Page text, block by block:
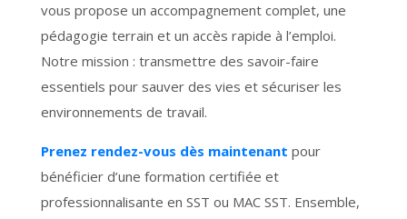
vous propose un accompagnement complet, une
pédagogie terrain et un accès rapide à l’emploi.
Notre mission : transmettre des savoir-faire
essentiels pour sauver des vies et sécuriser les
environnements de travail.
Prenez rendez-vous dès maintenant pour
bénéficier d’une formation certifiée et
professionnalisante en SST ou MAC SST. Ensemble,